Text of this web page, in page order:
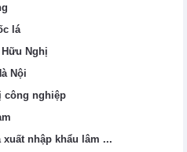
lá
Nghị
Nội
công nghiệp
nhập khẩu lâm ...